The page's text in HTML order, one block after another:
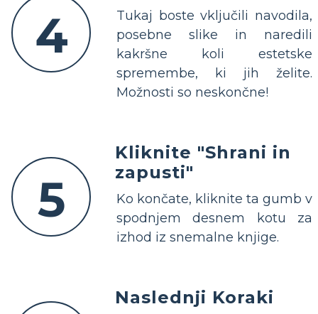
4
Tukaj boste vključili navodila,
posebne slike in naredili
kakršne koli estetske
spremembe, ki jih želite.
Možnosti so neskončne!
5
Kliknite "Shrani in
zapusti"
Ko končate, kliknite ta gumb v
spodnjem desnem kotu za
izhod iz snemalne knjige.
Naslednji Koraki